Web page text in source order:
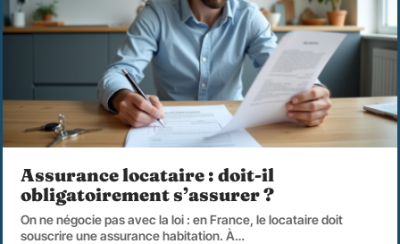
Assurance locataire : doit-il
obligatoirement s’assurer ?
On ne négocie pas avec la loi : en France, le locataire doit
souscrire une assurance habitation. À…